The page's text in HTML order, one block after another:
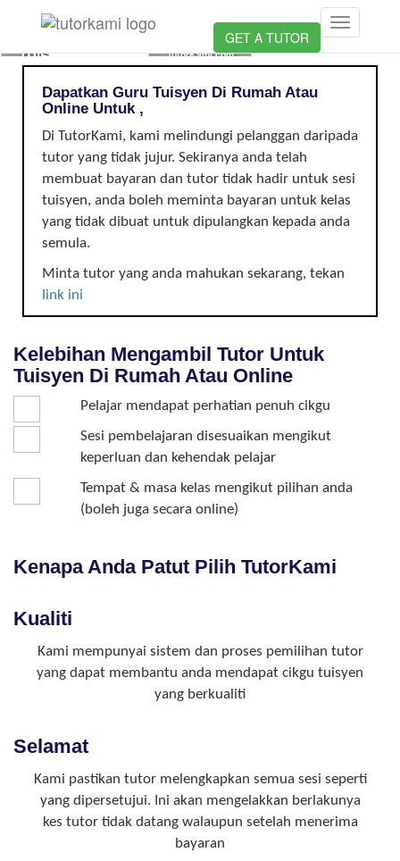
Loading...
Toggle
navigation
GET A TUTOR
TUISYEN
TutorKami.com
Dapatkan Guru Tuisyen Di Rumah Atau
Online Untuk ,
Di TutorKami, kami melindungi pelanggan daripada
tutor yang tidak jujur. Sekiranya anda telah
membuat bayaran dan tutor tidak hadir untuk sesi
tuisyen, anda boleh meminta bayaran untuk kelas
yang tidak dibuat untuk dipulangkan kepada anda
semula.
Minta tutor yang anda mahukan sekarang, tekan
link ini
Kelebihan Mengambil Tutor Untuk
Tuisyen Di Rumah Atau Online
Pelajar mendapat perhatian penuh cikgu
Sesi pembelajaran disesuaikan mengikut
keperluan dan kehendak pelajar
Tempat & masa kelas mengikut pilihan anda
(boleh juga secara online)
Kenapa Anda Patut Pilih TutorKami
Kualiti
Kami mempunyai sistem dan proses pemilihan tutor
yang dapat membantu anda mendapat cikgu tuisyen
yang berkualiti
Selamat
Kami pastikan tutor melengkapkan semua sesi seperti
yang dipersetujui. Ini akan mengelakkan berlakunya
kes tutor tidak datang walaupun setelah menerima
bayaran